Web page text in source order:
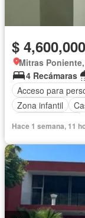
$
Mitras
4 Recámaras
Acceso para
Zona infantil
Hace 1 semana, 11